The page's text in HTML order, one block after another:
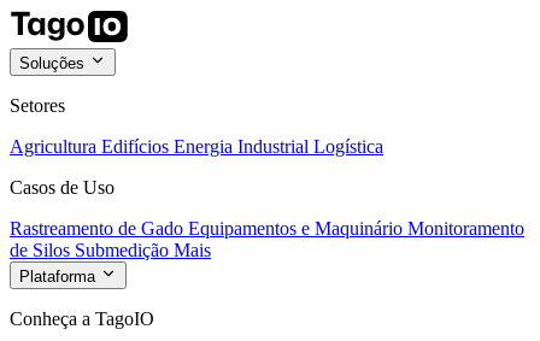
Soluções
Setores
Agricultura Edifícios Energia Industrial Logística
Casos de Uso
Rastreamento de Gado Equipamentos e Maquinário Monitoramento
de Silos Submedição Mais
Plataforma
Conheça a TagoIO